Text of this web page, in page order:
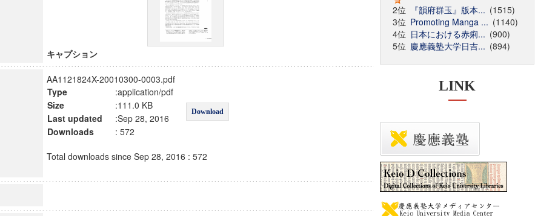
キャプション
AA1121824X-20010300-0003.pdf
Type
:application/pdf
Download
Size
:111.0 KB
Last updated
:Sep 28, 2016
Downloads
: 572
Total downloads since Sep 28, 2016 : 572
2位
『韻府群玉』版本... (1515)
3位 Promoting Manga ... (1140)
4位 日本における赤痢... (900)
5位 慶應義塾大学日吉... (894)
LINK